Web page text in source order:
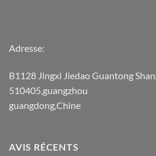
Adresse:
B1128 Jingxi Jiedao Guantong
510405,guangzhou
guangdong,Chine
AVIS RÉCENTS